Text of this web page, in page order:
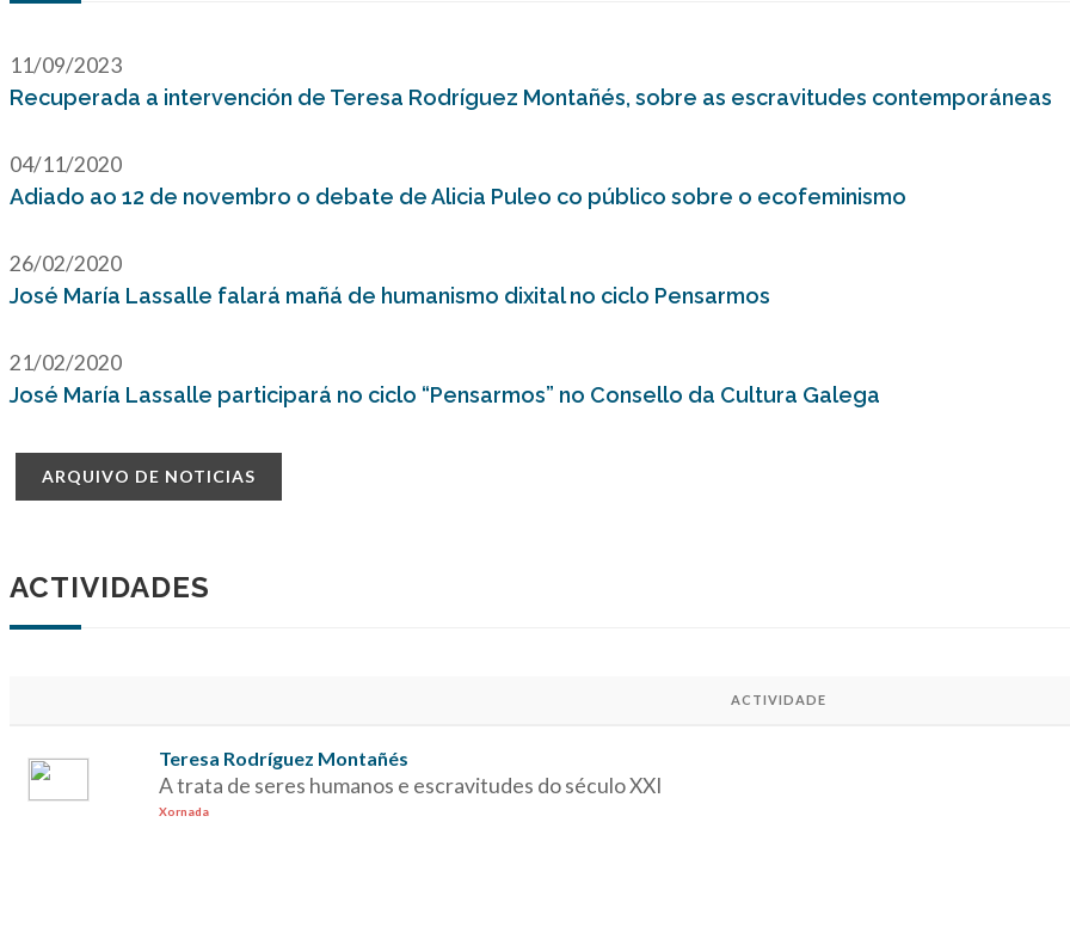
11/09/2023
Recuperada a intervención de Teresa Rodríguez Montañés, sobre as escravitudes contemporáneas
04/11/2020
Adiado ao 12 de novembro o debate de Alicia Puleo co público sobre o ecofeminismo
26/02/2020
José María Lassalle falará mañá de humanismo dixital no ciclo Pensarmos
21/02/2020
José María Lassalle participará no ciclo “Pensarmos” no Consello da Cultura Galega
ARQUIVO DE NOTICIAS
ACTIVIDADES
ACTIVIDADE
Teresa Rodríguez Montañés
A trata de seres humanos e escravitudes do século XXI
Xornada